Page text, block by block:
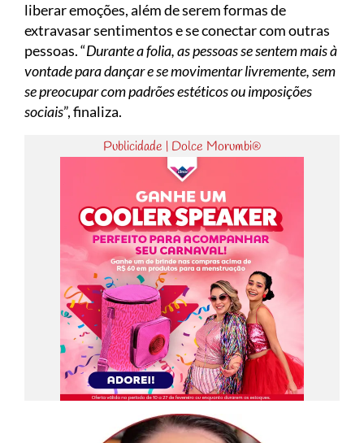
liberar emoções, além de serem formas de
extravasar sentimentos e se conectar com outras
pessoas. “Durante a folia, as pessoas se sentem mais à
vontade para dançar e se movimentar livremente, sem
se preocupar com padrões estéticos ou imposições
sociais”, finaliza.
Publicidade | Dolce Morumbi®